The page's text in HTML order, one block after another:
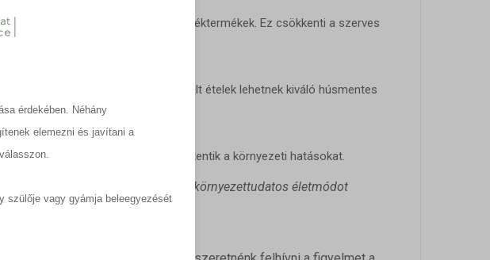
vagy egyéb mezőgazdasági melléktermékek. Ez csökkenti a szerves
a gombákat. A gombákból készült ételek lehetnek kiváló húsmentes
amelyek tovább csökkentik a környezeti hatásokat.
is pozitív hatásokkal járhat. Ha környezettudatos életmódot
táplálkozásra.
érdekében. Néhány
elemezni és javítani a
szülője vagy gyámja beleegyezését